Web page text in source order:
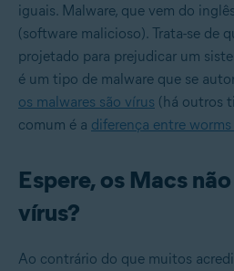
iguais. Malware, que vem do
(software malicioso). Trata-se de
projetado para prejudicar um
é um tipo de malware que se
os malwares são vírus (há outros
comum é a diferença entre worms
Espere, os Macs
vírus?
Ao contrário do que muitos